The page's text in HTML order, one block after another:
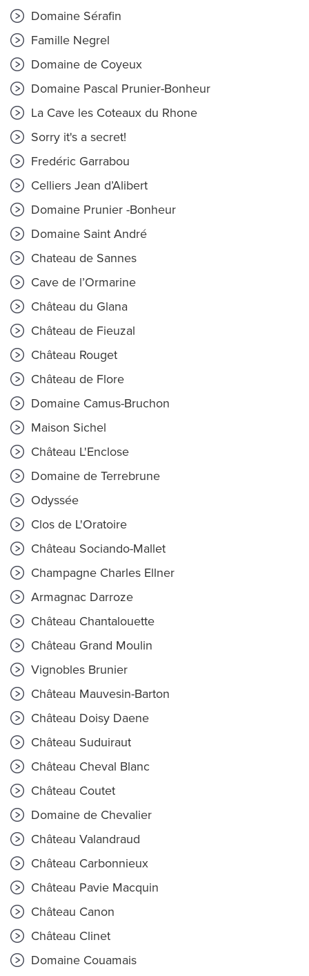
Domaine Sérafin
Famille Negrel
Domaine de Coyeux
Domaine Pascal Prunier-Bonheur
La Cave les Coteaux du Rhone
Sorry it's a secret!
Fredéric Garrabou
Celliers Jean d’Alibert
Domaine Prunier -Bonheur
Domaine Saint André
Chateau de Sannes
Cave de l’Ormarine
Château du Glana
Château de Fieuzal
Château Rouget
Château de Flore
Domaine Camus-Bruchon
Maison Sichel
Château L'Enclose
Domaine de Terrebrune
Odyssée
Clos de L'Oratoire
Château Sociando-Mallet
Champagne Charles Ellner
Armagnac Darroze
Château Chantalouette
Château Grand Moulin
Vignobles Brunier
Château Mauvesin-Barton
Château Doisy Daene
Château Suduiraut
Château Cheval Blanc
Château Coutet
Domaine de Chevalier
Château Valandraud
Château Carbonnieux
Château Pavie Macquin
Château Canon
Château Clinet
Domaine Couamais